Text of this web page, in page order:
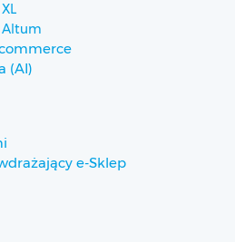
Altum
(AI)
e-Sklep